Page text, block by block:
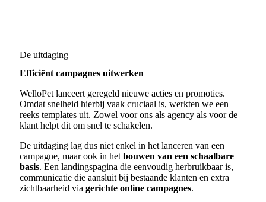
De uitdaging
Efficiënt campagnes uitwerken
WelloPet lanceert geregeld nieuwe acties en promoties.
Omdat snelheid hierbij vaak cruciaal is, werkten we een
reeks templates uit. Zowel voor ons als agency als voor de
klant helpt dit om snel te schakelen.
De uitdaging lag dus niet enkel in het lanceren van een
campagne, maar ook in het bouwen van een schaalbare
basis. Een landingspagina die eenvoudig herbruikbaar is,
communicatie die aansluit bij bestaande klanten en extra
zichtbaarheid via gerichte online campagnes.